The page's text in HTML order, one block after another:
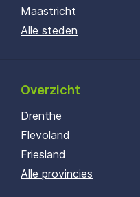
Maastricht
Alle steden
Overzicht
Drenthe
Flevoland
Friesland
Alle provincies